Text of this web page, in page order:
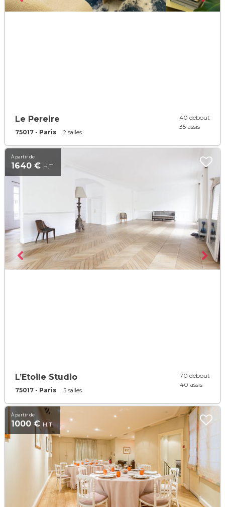
Le Pereire
75017 - Paris 2 salles
40 debout
35 assis
À partir de
1640 € H.T
L’Etoile Studio
75017 - Paris 5 salles
70 debout
40 assis
À partir de
1000 € H.T